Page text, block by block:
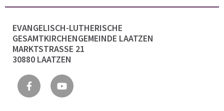
EVANGELISCH-LUTHERISCHE
GESAMTKIRCHENGEMEINDE LAATZEN
MARKTSTRASSE 21
30880 LAATZEN